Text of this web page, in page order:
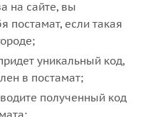
на сайте, вы
постамат, если такая
уникальный код,
в постамат;
полученный код